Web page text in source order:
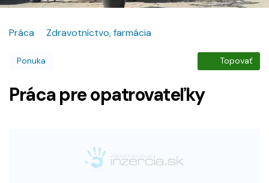
Práca Zdravotníctvo, farmácia
Ponuka Topovať
Práca pre opatrovateľky